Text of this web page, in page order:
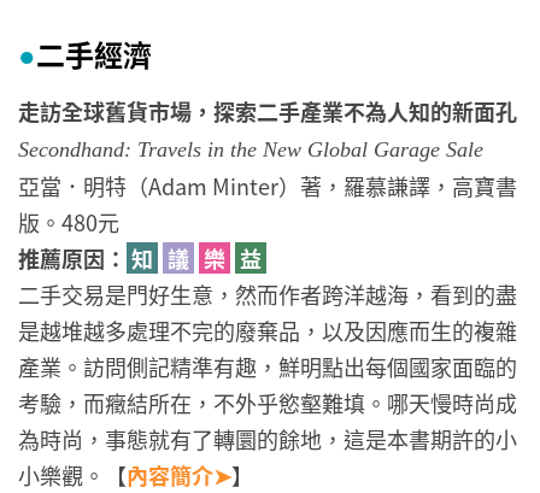
●二手經濟
走訪全球舊貨市場，探索二手產業不為人知的新面孔
Secondhand: Travels in the New Global Garage Sale
亞當．明特（Adam Minter）著，羅慕謙譯，高寶書
版。480元
推薦原因： 知 議 樂 益
二手交易是門好生意，然而作者跨洋越海，看到的盡
是越堆越多處理不完的廢棄品，以及因應而生的複雜
產業。訪問側記精準有趣，鮮明點出每個國家面臨的
考驗，而癥結所在，不外乎慾壑難填。哪天慢時尚成
為時尚，事態就有了轉圜的餘地，這是本書期許的小
小樂觀。【內容簡介➤】